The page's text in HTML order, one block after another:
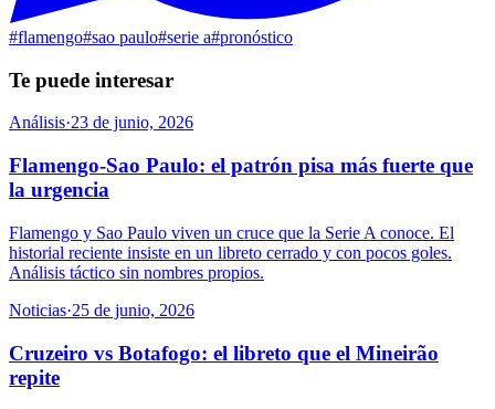
#flamengo#sao paulo#serie a#pronóstico
Te puede interesar
Análisis·23 de junio, 2026
Flamengo-Sao Paulo: el patrón pisa más fuerte que
la urgencia
Flamengo y Sao Paulo viven un cruce que la Serie A conoce. El
historial reciente insiste en un libreto cerrado y con pocos goles.
Análisis táctico sin nombres propios.
Noticias·25 de junio, 2026
Cruzeiro vs Botafogo: el libreto que el Mineirão
repite